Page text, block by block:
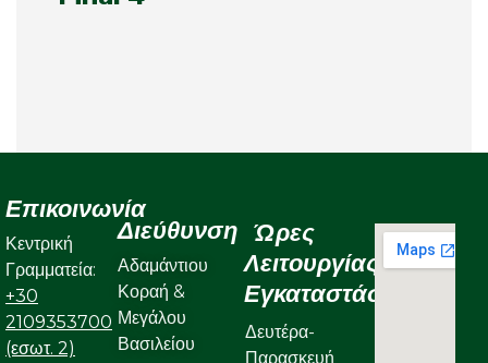
Επικοινωνία
Κεντρική
Γραμματεία:
+30
2109353700
(εσωτ. 2)
Διεύθυνση
Αδαμάντιου
Κοραή &
Μεγάλου
Βασιλείου
Ώρες
Λειτουργίας
Εγκαταστάσεων
Δευτέρα-
Παρασκευή